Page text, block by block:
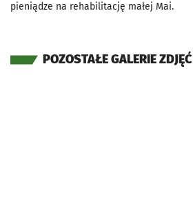
pieniądze na rehabilitację małej Mai.
POZOSTAŁE GALERIE ZDJĘĆ